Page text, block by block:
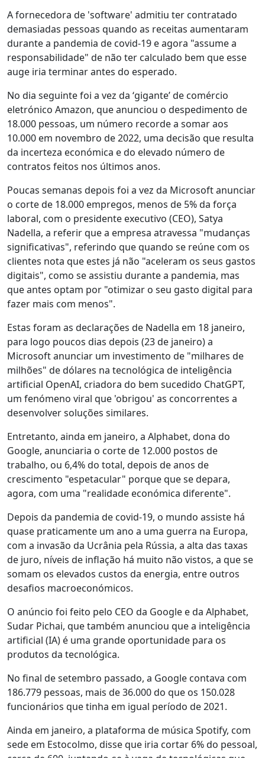
A fornecedora de 'software' admitiu ter contratado
demasiadas pessoas quando as receitas aumentaram
durante a pandemia de covid-19 e agora "assume a
responsabilidade" de não ter calculado bem que esse
auge iria terminar antes do esperado.
No dia seguinte foi a vez da ‘gigante’ de comércio
eletrónico Amazon, que anunciou o despedimento de
18.000 pessoas, um número recorde a somar aos
10.000 em novembro de 2022, uma decisão que resulta
da incerteza económica e do elevado número de
contratos feitos nos últimos anos.
Poucas semanas depois foi a vez da Microsoft anunciar
o corte de 18.000 empregos, menos de 5% da força
laboral, com o presidente executivo (CEO), Satya
Nadella, a referir que a empresa atravessa "mudanças
significativas", referindo que quando se reúne com os
clientes nota que estes já não "aceleram os seus gastos
digitais", como se assistiu durante a pandemia, mas
que antes optam por "otimizar o seu gasto digital para
fazer mais com menos".
Estas foram as declarações de Nadella em 18 janeiro,
para logo poucos dias depois (23 de janeiro) a
Microsoft anunciar um investimento de "milhares de
milhões" de dólares na tecnológica de inteligência
artificial OpenAI, criadora do bem sucedido ChatGPT,
um fenómeno viral que 'obrigou' as concorrentes a
desenvolver soluções similares.
Entretanto, ainda em janeiro, a Alphabet, dona do
Google, anunciaria o corte de 12.000 postos de
trabalho, ou 6,4% do total, depois de anos de
crescimento "espetacular" porque que se depara,
agora, com uma "realidade económica diferente".
Depois da pandemia de covid-19, o mundo assiste há
quase praticamente um ano a uma guerra na Europa,
com a invasão da Ucrânia pela Rússia, a alta das taxas
de juro, níveis de inflação há muito não vistos, a que se
somam os elevados custos da energia, entre outros
desafios macroeconómicos.
O anúncio foi feito pelo CEO da Google e da Alphabet,
Sudar Pichai, que também anunciou que a inteligência
artificial (IA) é uma grande oportunidade para os
produtos da tecnológica.
No final de setembro passado, a Google contava com
186.779 pessoas, mais de 36.000 do que os 150.028
funcionários que tinha em igual período de 2021.
Ainda em janeiro, a plataforma de música Spotify, com
sede em Estocolmo, disse que iria cortar 6% do pessoal,